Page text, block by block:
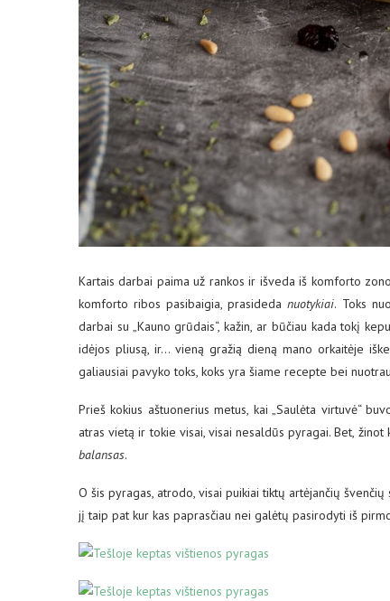
Kartais darbai paima už rankos ir išveda iš komforto
komforto ribos pasibaigia, prasidedanuotykiai. Toks
darbai su „Kauno grūdais“, kažin, ar būčiau kada tokį
idėjos pliusą, ir… vieną gražią dieną mano orkaitėje
galiausiai pavyko toks, koks yra šiame recepte bei
Prieš kokius aštuonerius metus, kai „Saulėta virtuvė“
atras vietą ir tokie visai, visai nesaldūs pyragai. Bet,
balansas.
O šis pyragas, atrodo, visai puikiai tiktų artėjančių
jį taip pat kur kas paprasčiau nei galėtų pasirodyti iš